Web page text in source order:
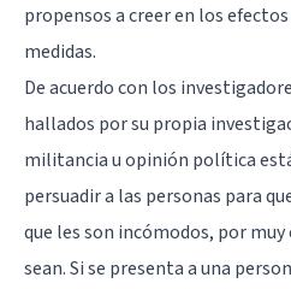
propensos a creer en los
medidas.
De acuerdo con los
hallados por su propia
militancia u opinión política
persuadir a las personas para
que les son incómodos, por
sean. Si se presenta a una